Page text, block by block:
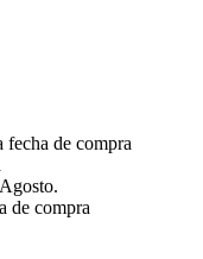
fecha de compra
de compra